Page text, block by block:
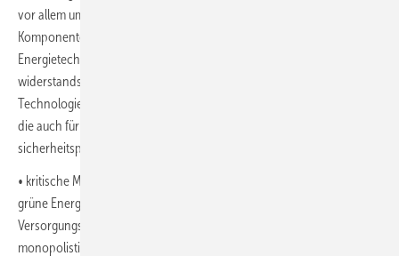
vor allem um Zugänge zu wichtigen Mineralien, Materialien und
Komponenten, die für die Herstellung erneuerbarer
Energietechnologien benötigt werden. Der Aufbau sicherer,
widerstandsfähiger und nachhaltiger Lieferketten wird für diese
Technologien von entscheidender Bedeutung sein. Fünf Risikofelder,
die auch für die künftige Energiepolitik mit China eine hohe
sicherheitspolitische Relevanz haben, sind:
• kritische Mineralien: Abbau und Verarbeitung knapper Mineralien für
grüne Energietechnologien sind anfällig für
Versorgungsunterbrechungen aufgrund von Betriebsschwierigkeiten,
monopolistischem Verhalten sowie politischem oder militärischem